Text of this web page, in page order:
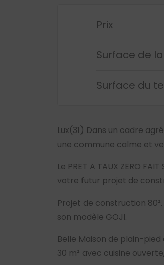
Prix
Surface de
Surface du
Lux(31) Dans un cadre
une commune calme et
Le PRET A TAUX ZERO
votre futur projet de
Projet de construction 80².
son modèle GOJI.
Belle Maison de plain-
30 m² avec cuisine